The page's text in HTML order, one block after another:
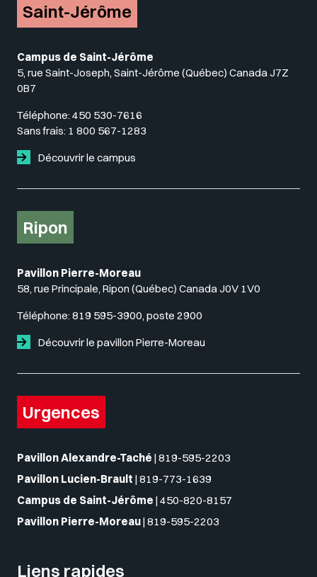
Saint-Jérôme
Campus de Saint-Jérôme
5, rue Saint-Joseph, Saint-Jérôme (Québec) Canada J7Z
0B7
Téléphone: 450 530-7616
Sans frais: 1 800 567-1283
Découvrir le campus
Ripon
Pavillon Pierre-Moreau
58, rue Principale, Ripon (Québec) Canada J0V 1V0
Téléphone: 819 595-3900, poste 2900
Découvrir le pavillon Pierre-Moreau
Urgences
Pavillon Alexandre-Taché | 819-595-2203
Pavillon Lucien-Brault | 819-773-1639
Campus de Saint-Jérôme | 450-820-8157
Pavillon Pierre-Moreau| 819-595-2203
Liens rapides